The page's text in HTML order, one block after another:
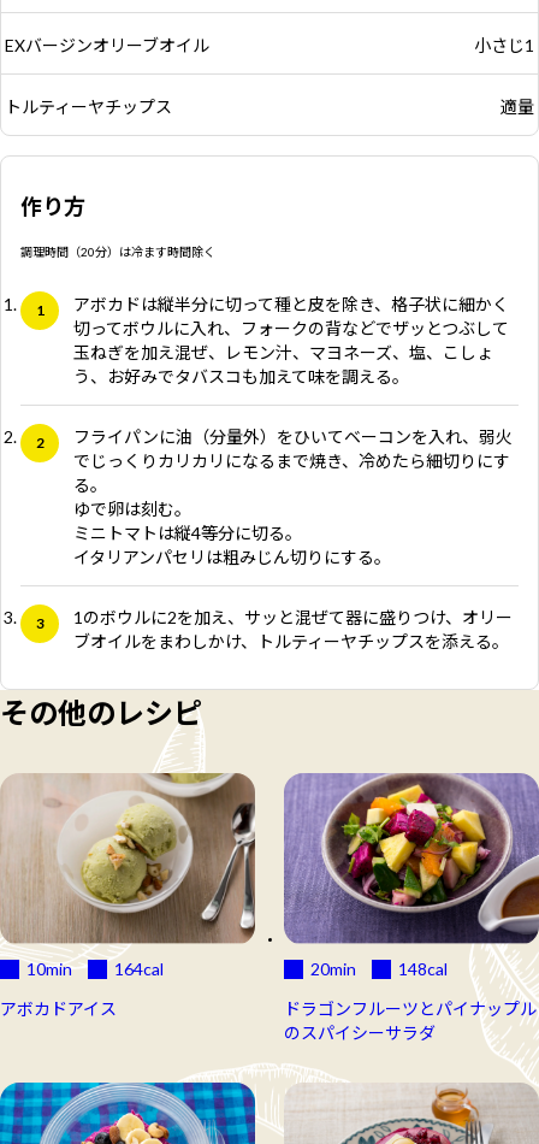
EXバージンオリーブオイル 小さじ1
トルティーヤチップス 適量
作り方
調理時間（20分）は冷ます時間除く
アボカドは縦半分に切って種と皮を除き、格子状に細かく
切ってボウルに入れ、フォークの背などでザッとつぶして
玉ねぎを加え混ぜ、レモン汁、マヨネーズ、塩、こしょ
う、お好みでタバスコも加えて味を調える。
フライパンに油（分量外）をひいてベーコンを入れ、弱火
でじっくりカリカリになるまで焼き、冷めたら細切りにす
る。
ゆで卵は刻む。
ミニトマトは縦4等分に切る。
イタリアンパセリは粗みじん切りにする。
1のボウルに2を加え、サッと混ぜて器に盛りつけ、オリー
ブオイルをまわしかけ、トルティーヤチップスを添える。
その他のレシピ
10min 164cal
アボカドアイス
20min 148cal
ドラゴンフルーツとパイナップル
のスパイシーサラダ